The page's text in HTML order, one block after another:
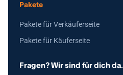
Pakete
Pakete für Verkäuferseite
Pakete für Käuferseite
Fragen? Wir sind für dich da.